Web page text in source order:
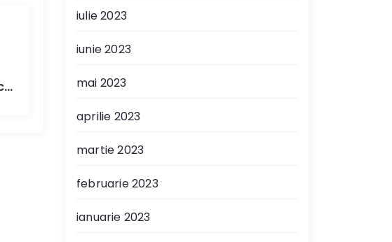
Măsuri împotriva caniculei: Primăria Buzău anunță spații de răcorire în farmaciile partenere
iulie 2023
iunie 2023
mai 2023
aprilie 2023
martie 2023
februarie 2023
ianuarie 2023